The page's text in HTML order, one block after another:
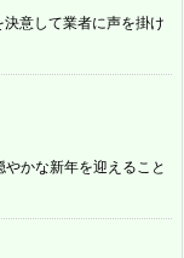
意して業者に声を掛け
かな新年を迎えること